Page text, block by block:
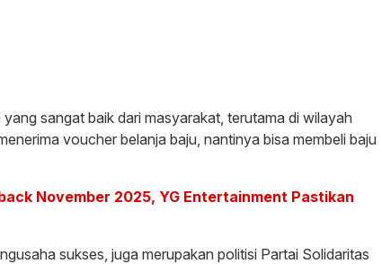
sangat baik dari masyarakat, terutama di wilayah
voucher belanja baju, nantinya bisa membeli baju
November 2025, YG Entertainment Pastikan
sukses, juga merupakan politisi Partai Solidaritas